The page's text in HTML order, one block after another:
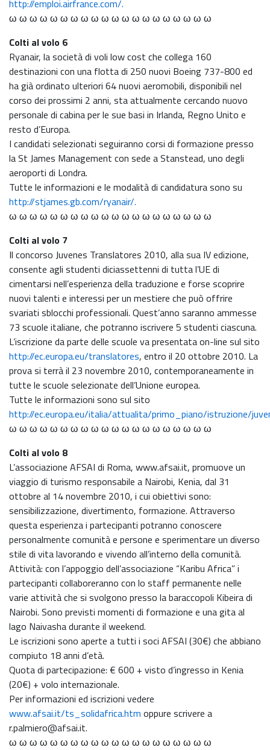
http://emploi.airfrance.com/.
ω ω ω ω ω ω ω ω ω ω ω ω ω ω ω ω ω ω ω ω
Colti al volo 6
Ryanair, la società di voli low cost che collega 160
destinazioni con una flotta di 250 nuovi Boeing 737-800 ed
ha già ordinato ulteriori 64 nuovi aeromobili, disponibili nel
corso dei prossimi 2 anni, sta attualmente cercando nuovo
personale di cabina per le sue basi in Irlanda, Regno Unito e
resto d’Europa.
I candidati selezionati seguiranno corsi di formazione presso
la St James Management con sede a Stanstead, uno degli
aeroporti di Londra.
Tutte le informazioni e le modalità di candidatura sono su
http://stjames.gb.com/ryanair/.
ω ω ω ω ω ω ω ω ω ω ω ω ω ω ω ω ω ω ω ω
Colti al volo 7
Il concorso Juvenes Translatores 2010, alla sua IV edizione,
consente agli studenti diciassettenni di tutta l’UE di
cimentarsi nell’esperienza della traduzione e forse scoprire
nuovi talenti e interessi per un mestiere che può offrire
svariati sblocchi professionali. Quest’anno saranno ammesse
73 scuole italiane, che potranno iscrivere 5 studenti ciascuna.
L’iscrizione da parte delle scuole va presentata on-line sul sito
http://ec.europa.eu/translatores, entro il 20 ottobre 2010. La
prova si terrà il 23 novembre 2010, contemporaneamente in
tutte le scuole selezionate dell’Unione europea.
Tutte le informazioni sono sul sito
http://ec.europa.eu/italia/attualita/primo_piano/istruzione/
ω ω ω ω ω ω ω ω ω ω ω ω ω ω ω ω ω ω ω ω
Colti al volo 8
L’associazione AFSAI di Roma, www.afsai.it, promuove un
viaggio di turismo responsabile a Nairobi, Kenia, dal 31
ottobre al 14 novembre 2010, i cui obiettivi sono:
sensibilizzazione, divertimento, formazione. Attraverso
questa esperienza i partecipanti potranno conoscere
personalmente comunità e persone e sperimentare un diverso
stile di vita lavorando e vivendo all’interno della comunità.
Attività: con l’appoggio dell’associazione “Karibu Africa” i
partecipanti collaboreranno con lo staff permanente nelle
varie attività che si svolgono presso la baraccopoli Kibeira di
Nairobi. Sono previsti momenti di formazione e una gita al
lago Naivasha durante il weekend.
Le iscrizioni sono aperte a tutti i soci AFSAI (30€) che abbiano
compiuto 18 anni d’età.
Quota di partecipazione: € 600 + visto d’ingresso in Kenia
(20€) + volo internazionale.
Per informazioni ed iscrizioni vedere
www.afsai.it/ts_solidafrica.htm oppure scrivere a
r.palmiero@afsai.it.
ω ω ω ω ω ω ω ω ω ω ω ω ω ω ω ω ω ω ω ω